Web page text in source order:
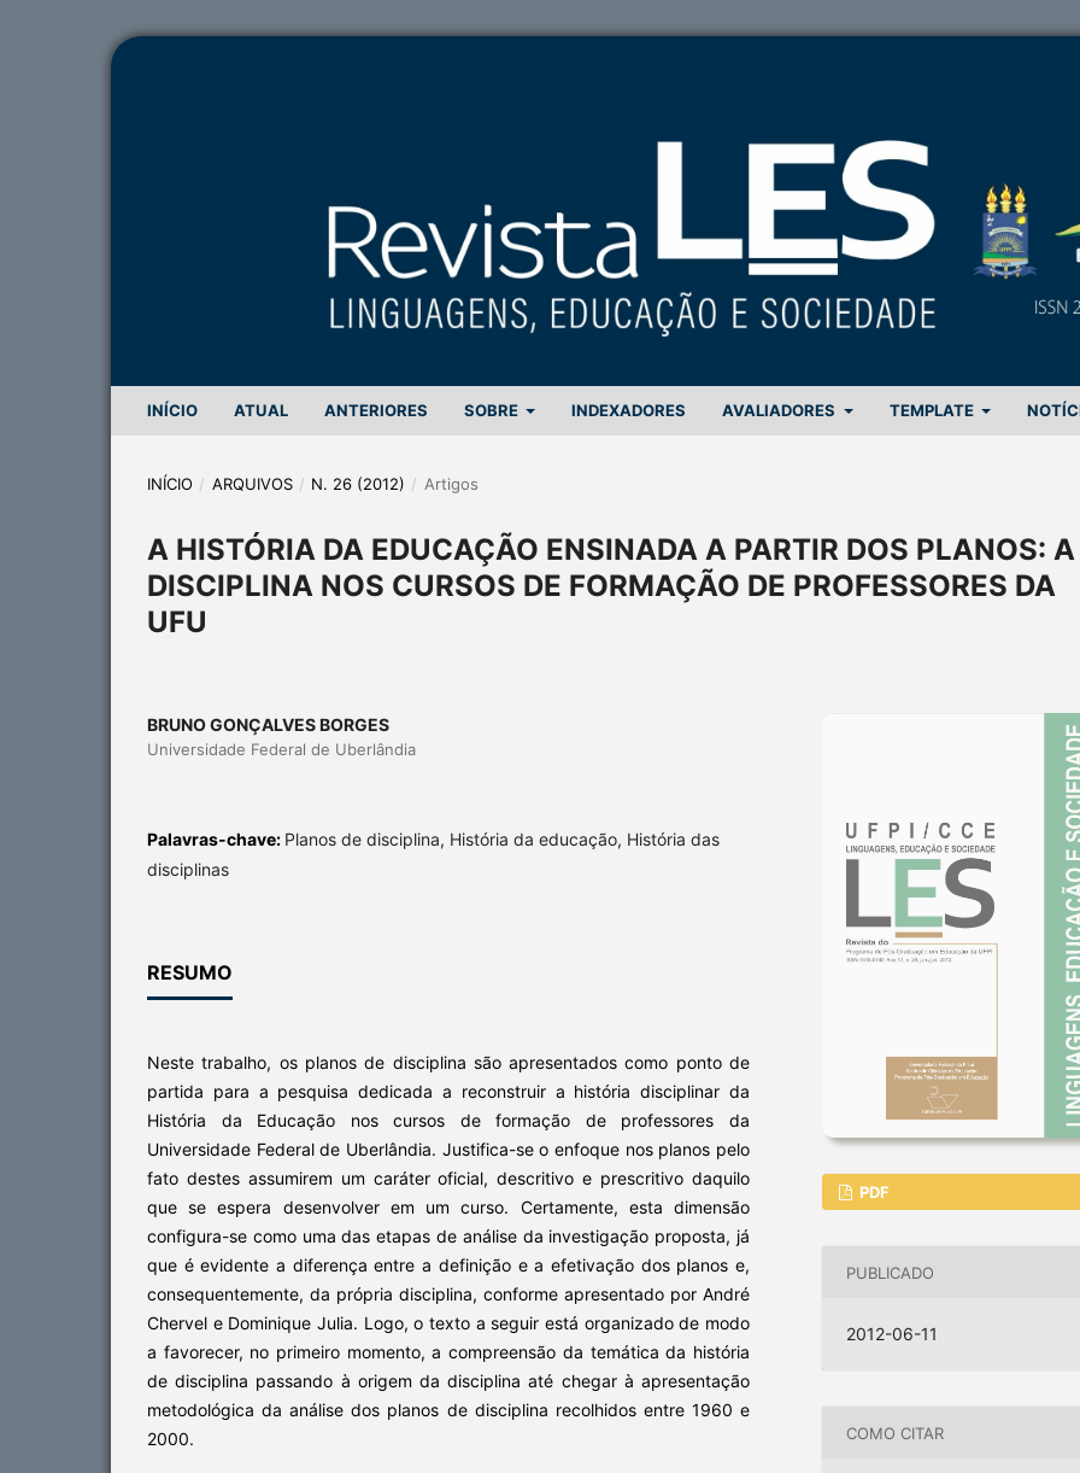
INÍCIO ATUAL ANTERIORES SOBRE INDEXADORES AVALIADORES TEMPLATE
INÍCIO / ARQUIVOS / N. 26 (2012) / Artigos
A HISTÓRIA DA EDUCAÇÃO ENSINADA A PARTIR DOS PLANOS: A
DISCIPLINA NOS CURSOS DE FORMAÇÃO DE PROFESSORES DA
UFU
BRUNO GONÇALVES BORGES
Universidade Federal de Uberlândia
Palavras-chave: Planos de disciplina, História da educação, História das
disciplinas
RESUMO
Neste trabalho, os planos de disciplina são apresentados como ponto de
partida para a pesquisa dedicada a reconstruir a história disciplinar da
História da Educação nos cursos de formação de professores da
Universidade Federal de Uberlândia. Justifica-se o enfoque nos planos pelo
fato destes assumirem um caráter oficial, descritivo e prescritivo daquilo
que se espera desenvolver em um curso. Certamente, esta dimensão
configura-se como uma das etapas de análise da investigação proposta, já
que é evidente a diferença entre a definição e a efetivação dos planos e,
consequentemente, da própria disciplina, conforme apresentado por André
Chervel e Dominique Julia. Logo, o texto a seguir está organizado de modo
a favorecer, no primeiro momento, a compreensão da temática da história
de disciplina passando à origem da disciplina até chegar à apresentação
metodológica da análise dos planos de disciplina recolhidos entre 1960 e
2000.
PDF
PUBLICADO
2012-06-11
COMO CITAR